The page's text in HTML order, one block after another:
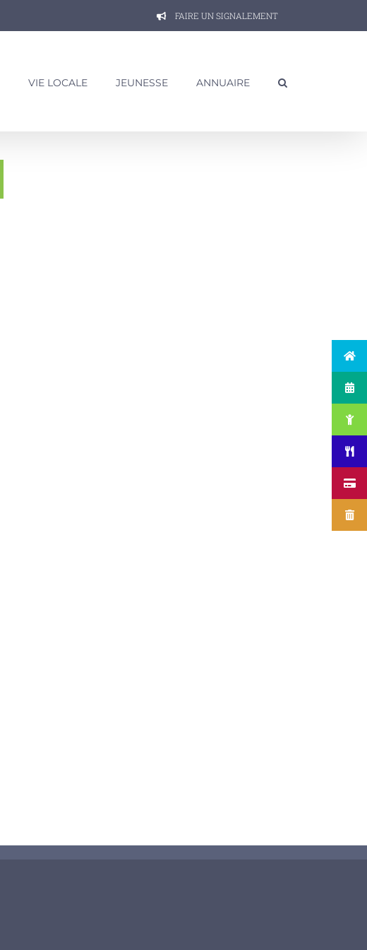
FAIRE UN SIGNALEMENT
VIE LOCALE JEUNESSE ANNUAIRE